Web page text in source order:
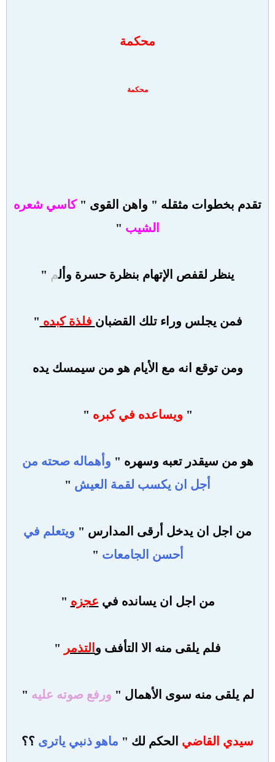
محكمة
محكمة
تقدم بخطوات مثقله " واهن القوى " كاسي شعره
الشيب "
ينظر لقفص الإتهام بنظرة حسرة وألم "
فمن يجلس وراء تلك القضبان فلذة كبده "
ومن توقع انه مع الأيام هو من سيمسك يده
" ويساعده في كبره "
هو من سيقدر تعبه وسهره " وأهماله صحته من
أجل ان يكسب لقمة العيش "
من اجل ان يدخل أرقى المدارس " ويتعلم في
أحسن الجامعات "
من اجل ان يسانده في عجزه "
فلم يلقى منه الا التأفف و التذمر "
لم يلقى منه سوى الأهمال " ورفع صوته عليه "
سيدي القاضي الحكم لك " ماهو ذنبي ياترى ؟؟